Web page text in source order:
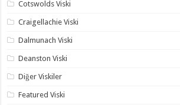
Cotswolds Viski
Craigellachie Viski
Dalmunach Viski
Deanston Viski
Diğer Viskiler
Featured Viski